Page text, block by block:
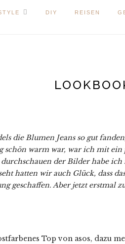
DIY REISEN
die Blumen Jeans so gut
schön warm war, war ich mit ein
der Bilder habe
hatten wir auch Glück, dass
geschaffen. Aber jetzt erstmal
Top von asos, dazu